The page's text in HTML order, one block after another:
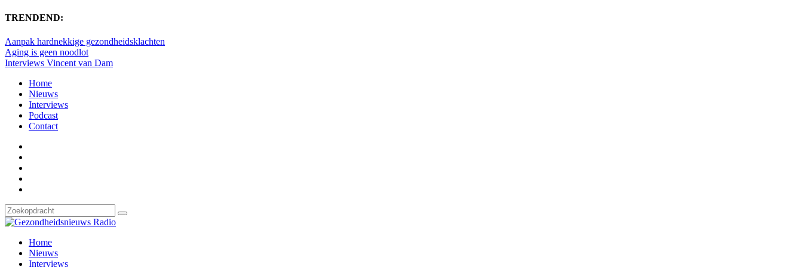
TRENDEND:
Aanpak hardnekkige gezondheidsklachten
Aging is geen noodlot
Interviews Vincent van Dam
Home
Nieuws
Interviews
Podcast
Contact
Home
Nieuws
Interviews